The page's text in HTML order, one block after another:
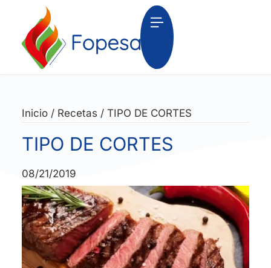
Inicio/ Recetas / TIPO DE CORTES
TIPO DE CORTES
08/21/2019